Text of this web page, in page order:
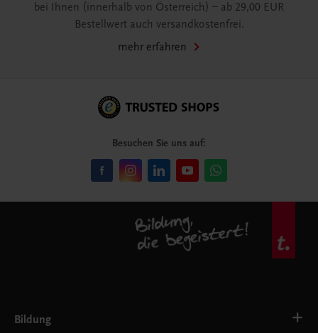
bei Ihnen (innerhalb von Österreich) – ab 29,00 EUR
Bestellwert auch versandkostenfrei.
mehr erfahren
Besuchen Sie uns auf:
Bildung